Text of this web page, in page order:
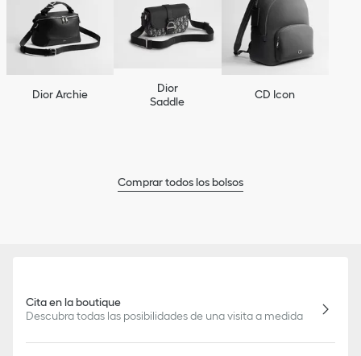
Dior Archie
Dior
Saddle
CD Icon
Comprar todos los bolsos
Cita en la boutique
Descubra todas las posibilidades de una visita a medida